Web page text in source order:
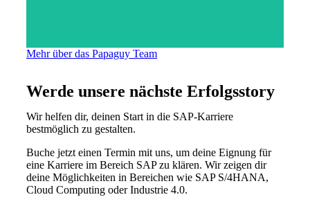
Mehr über das Papaguy Team
Werde unsere nächste Erfolgsstory
Wir helfen dir, deinen Start in die SAP-Karriere
bestmöglich zu gestalten.
Buche jetzt einen Termin mit uns, um deine Eignung für
eine Karriere im Bereich SAP zu klären. Wir zeigen dir
deine Möglichkeiten in Bereichen wie SAP S/4HANA,
Cloud Computing oder Industrie 4.0.